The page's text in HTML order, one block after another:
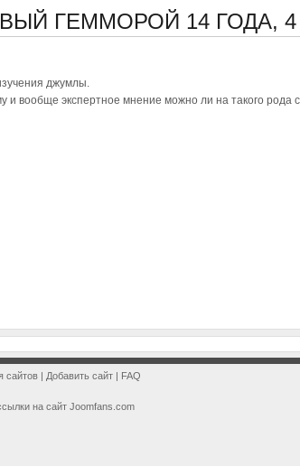
ГЕММОРОЙ 14 ГОДА,
джумлы.
и вообще экспертное мнение можно ли на такого рода
сайтов | Добавить сайт | FAQ
на сайт Joomfans.com